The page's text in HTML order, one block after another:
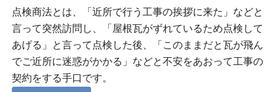
点検商法とは、「近所で行う工事の挨拶に来た」などと
言って突然訪問し、「屋根瓦がずれているため点検して
あげる」と言って点検した後、「このままだと瓦が飛ん
でご近所に迷惑がかかる」などと不安をあおって工事の
契約をする手口です。